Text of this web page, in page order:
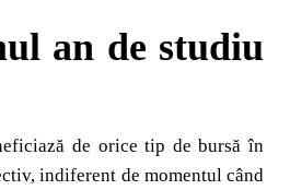
an de studiu
de orice tip de bursă în
indiferent de momentul când